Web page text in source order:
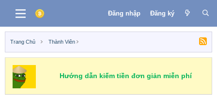
Đăng nhập Đăng ký
Trang Chủ Thành Viên
Hướng dẫn kiếm tiền đơn giản miễn phí